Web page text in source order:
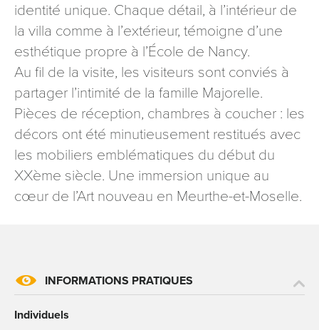
identité unique. Chaque détail, à l’intérieur de
la villa comme à l’extérieur, témoigne d’une
esthétique propre à l’École de Nancy.
Au fil de la visite, les visiteurs sont conviés à
partager l’intimité de la famille Majorelle.
Pièces de réception, chambres à coucher : les
décors ont été minutieusement restitués avec
les mobiliers emblématiques du début du
XXème siècle. Une immersion unique au
cœur de l’Art nouveau en Meurthe-et-Moselle.
INFORMATIONS PRATIQUES
Individuels